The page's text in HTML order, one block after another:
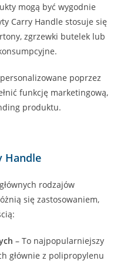
mogą być wygodnie
Carry Handle stosuje się
zgrzewki butelek lub
poprzez
funkcję marketingową,
produktu.
Handle
rodzajów
się zastosowaniem,
– To najpopularniejszy
głównie z polipropylenu